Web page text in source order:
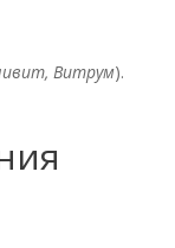
Витрум).